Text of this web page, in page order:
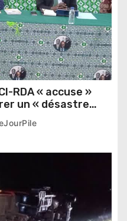
»
un « désastre